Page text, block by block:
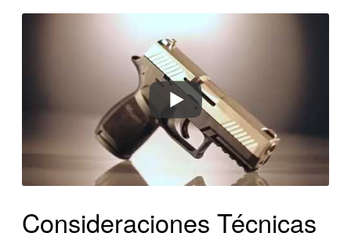
Consideraciones Técnicas